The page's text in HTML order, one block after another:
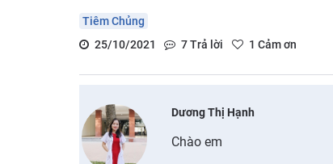
Tiêm Chủng
25/10/2021
7Trả lời 1 Cảm ơn
Dương Thị Hạnh
Chào em